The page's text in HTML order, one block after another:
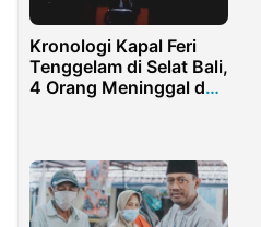
Kronologi Kapal Feri
Tenggelam di Selat Bali,
4 Orang Meninggal dan